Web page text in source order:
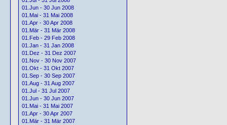
01.Jun - 30 Jun 2008
01.Mai - 31 Mai 2008
01.Apr - 30 Apr 2008
01.Mär - 31 Mär 2008
01.Feb - 29 Feb 2008
01.Jan - 31 Jan 2008
01.Dez - 31 Dez 2007
01.Nov - 30 Nov 2007
01.Okt - 31 Okt 2007
01.Sep - 30 Sep 2007
01.Aug - 31 Aug 2007
01.Jul - 31 Jul 2007
01.Jun - 30 Jun 2007
01.Mai - 31 Mai 2007
01.Apr - 30 Apr 2007
01.Mär - 31 Mär 2007